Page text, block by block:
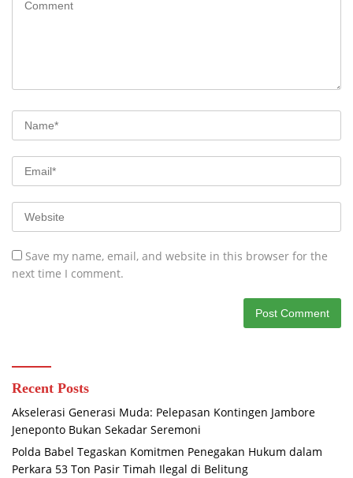
Save my name, email, and website in this browser for the
next time I comment.
Recent Posts
Akselerasi Generasi Muda: Pelepasan Kontingen Jambore
Jeneponto Bukan Sekadar Seremoni
Polda Babel Tegaskan Komitmen Penegakan Hukum dalam
Perkara 53 Ton Pasir Timah Ilegal di Belitung